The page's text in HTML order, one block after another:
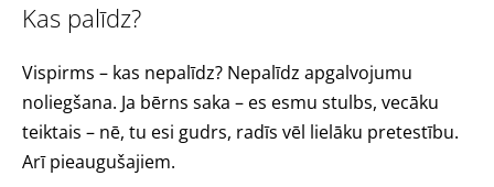
Kas palīdz?
Vispirms – kas nepalīdz? Nepalīdz apgalvojumu
noliegšana. Ja bērns saka – es esmu stulbs, vecāku
teiktais – nē, tu esi gudrs, radīs vēl lielāku pretestību.
Arī pieaugušajiem.